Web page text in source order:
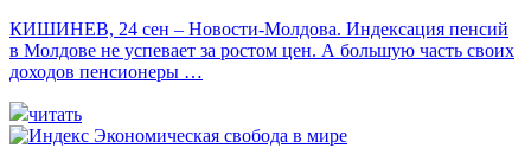
КИШИНЕВ, 24 сен – Новости-Молдова. Индексация пенсий
в Молдове не успевает за ростом цен. А большую часть своих
доходов пенсионеры …
читать